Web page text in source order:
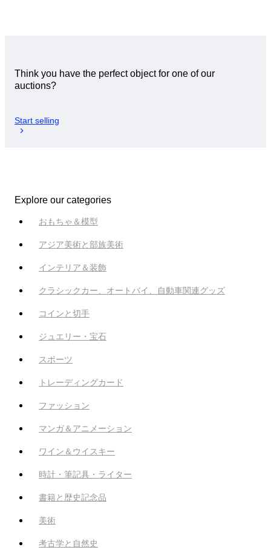
Think you have the perfect object for one of our
auctions?
Start selling
Explore our categories
おもちゃ＆模型
アジア美術と部族美術
インテリア＆装飾
クラシックカー、オートバイ、自動車関連グッズ
コインと切手
ジュエリー・宝石
スポーツ
トレーディングカード
ファッション
マンガ＆アニメーション
ワイン＆ウイスキー
時計・筆記具・ライター
書籍と歴史記念品
美術
考古学と自然史